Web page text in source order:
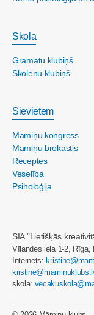
Skola
Grāmatu klubiņš
Skolēnu klubiņš
Sievietēm
Māmiņu kongress
Māmiņu brokastis
Receptes
Veselība
Psiholoģija
SIA "Lietišķās
Vīlandes iela 1-2, Rīga,
Internets:
skola: